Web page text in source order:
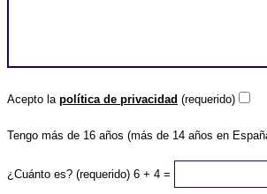
Acepto la política de privacidad (requerido)
Tengo más de 16 años (más de 14 años en
¿Cuánto es? (requerido) 6 + 4 =